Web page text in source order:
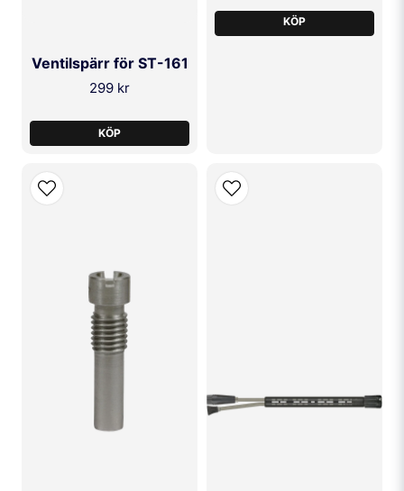
Ventilspärr för ST-161
299 kr
KÖP
KÖP